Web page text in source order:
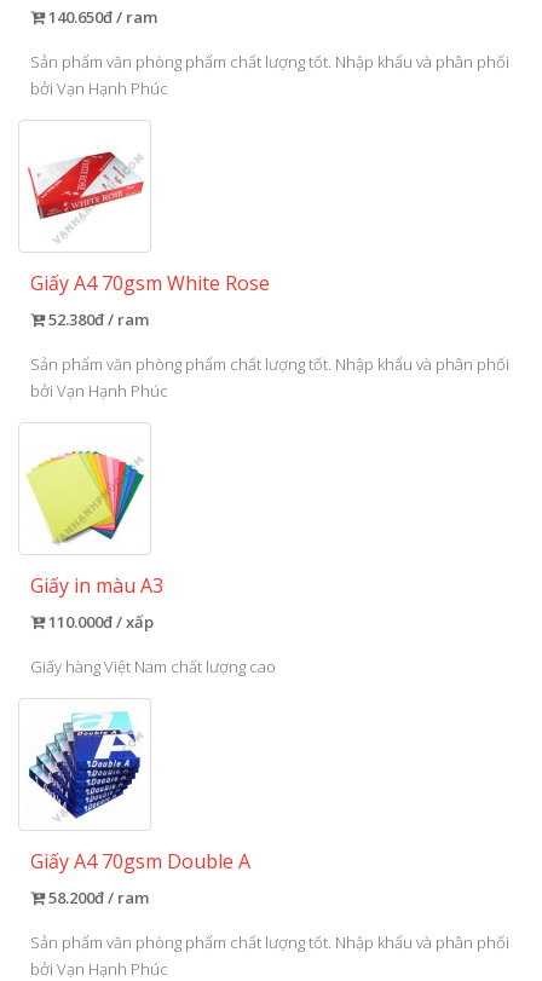
140.650đ / ram
Sản phẩm văn phòng phẩm chất lượng tốt. Nhập khẩu và phân phối
bởi Vạn Hạnh Phúc
Giấy A4 70gsm White Rose
52.380đ / ram
Sản phẩm văn phòng phẩm chất lượng tốt. Nhập khẩu và phân phối
bởi Vạn Hạnh Phúc
Giấy in màu A3
110.000đ / xấp
Giấy hàng Việt Nam chất lượng cao
Giấy A4 70gsm Double A
58.200đ / ram
Sản phẩm văn phòng phẩm chất lượng tốt. Nhập khẩu và phân phối
bởi Vạn Hạnh Phúc